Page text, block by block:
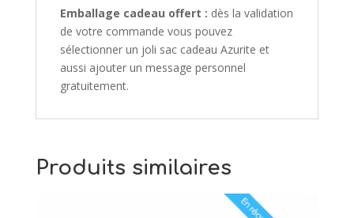
Emballage cadeau offert : dès la validation
de votre commande vous pouvez
sélectionner un joli sac cadeau Azurite et
aussi ajouter un message personnel
gratuitement.
Produits similaires